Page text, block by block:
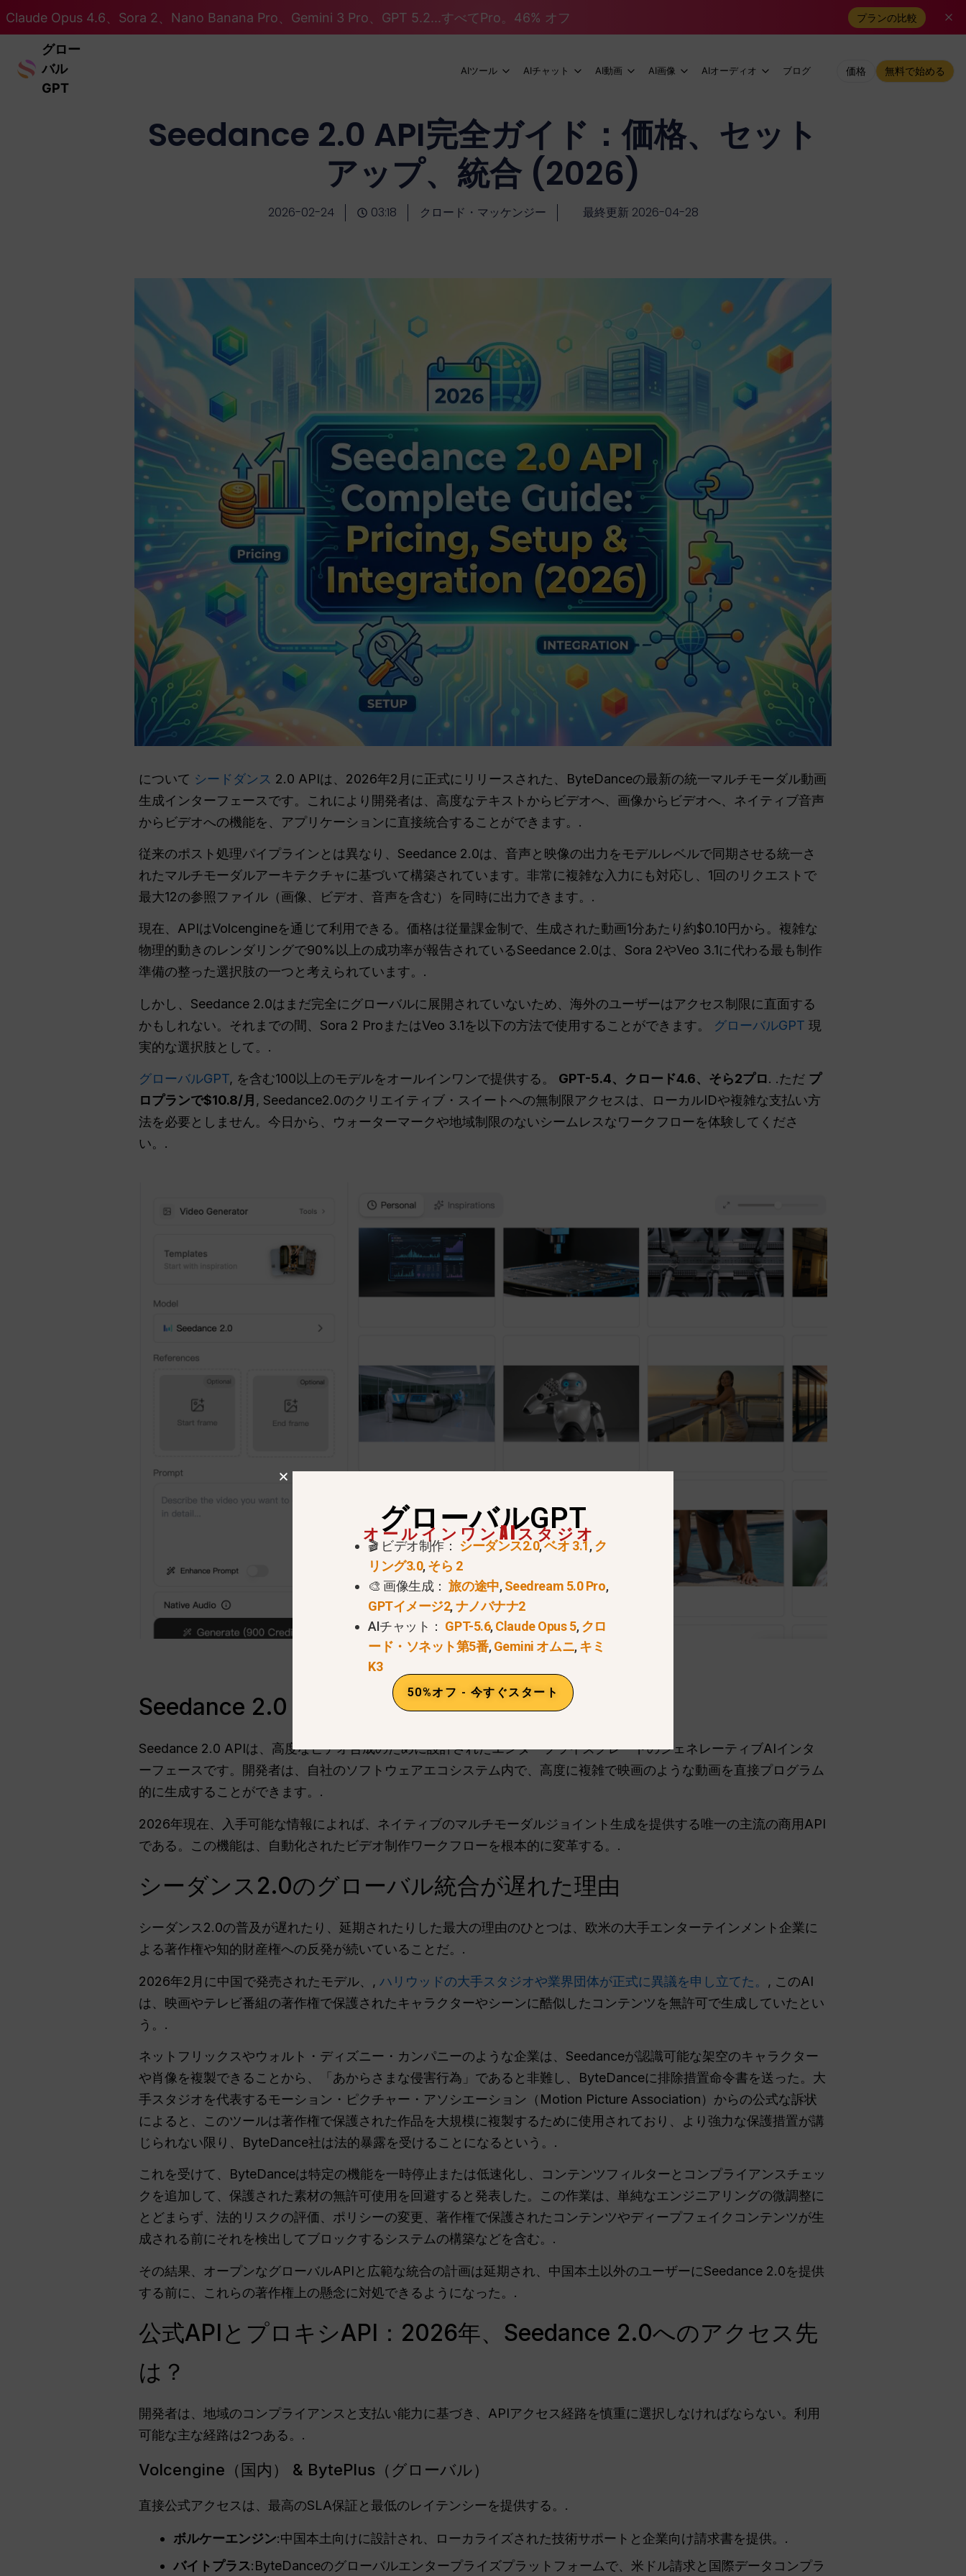
Claude Opus 4.6、Sora 2、Nano Banana Pro、Gemini 3 Pro、GPT 5.2...すべてPro。46% オフ プランの比較
グロー
バル
GPT
AIツール AIチャット AI動画 AI画像 AIオーディオ ブログ 価格 無料で始める
Seedance 2.0 API完全ガイド：価格、セット
アップ、統合 (2026)
2026-02-24 03:18 クロード・マッケンジー 最終更新 2026-04-28
について シードダンス 2.0 APIは、2026年2月に正式にリリースされた、ByteDanceの最新の統一マルチモーダル動画
生成インターフェースです。これにより開発者は、高度なテキストからビデオへ、画像からビデオへ、ネイティブ音声
からビデオへの機能を、アプリケーションに直接統合することができます。.
従来のポスト処理パイプラインとは異なり、Seedance 2.0は、音声と映像の出力をモデルレベルで同期させる統一さ
れたマルチモーダルアーキテクチャに基づいて構築されています。非常に複雑な入力にも対応し、1回のリクエストで
最大12の参照ファイル（画像、ビデオ、音声を含む）を同時に出力できます。.
現在、APIはVolcengineを通じて利用できる。価格は従量課金制で、生成された動画1分あたり約$0.10円から。複雑な
物理的動きのレンダリングで90%以上の成功率が報告されているSeedance 2.0は、Sora 2やVeo 3.1に代わる最も制作
準備の整った選択肢の一つと考えられています。.
しかし、Seedance 2.0はまだ完全にグローバルに展開されていないため、海外のユーザーはアクセス制限に直面する
かもしれない。それまでの間、Sora 2 ProまたはVeo 3.1を以下の方法で使用することができます。 グローバルGPT 現
実的な選択肢として。.
グローバルGPT, を含む100以上のモデルをオールインワンで提供する。 GPT-5.4、クロード4.6、そら2プロ. .ただ プ
ロプランで$10.8/月 , Seedance2.0のクリエイティブ・スイートへの無制限アクセスは、ローカルIDや複雑な支払い方
法を必要としません。今日から、ウォーターマークや地域制限のないシームレスなワークフローを体験してくださ
い。.
シーダンス2を今すぐ試す
Seedance 2.0 APIとは何ですか？
Seedance 2.0 APIは、高度なビデオ合成のために設計されたエンタープライズグレードのジェネレーティブAIインタ
ーフェースです。開発者は、自社のソフトウェアエコシステム内で、高度に複雑で映画のような動画を直接プログラム
的に生成することができます。.
2026年現在、入手可能な情報によれば、ネイティブのマルチモーダルジョイント生成を提供する唯一の主流の商用API
である。この機能は、自動化されたビデオ制作ワークフローを根本的に変革する。.
シーダンス2.0のグローバル統合が遅れた理由
シーダンス2.0の普及が遅れたり、延期されたりした最大の理由のひとつは、欧米の大手エンターテインメント企業に
よる著作権や知的財産権への反発が続いていることだ。.
2026年2月に中国で発売されたモデル、, ハリウッドの大手スタジオや業界団体が正式に異議を申し立てた。 , このAI
は、映画やテレビ番組の著作権で保護されたキャラクターやシーンに酷似したコンテンツを無許可で生成していたとい
う。.
ネットフリックスやウォルト・ディズニー・カンパニーのような企業は、Seedanceが認識可能な架空のキャラクター
や肖像を複製できることから、「あからさまな侵害行為」であると非難し、ByteDanceに排除措置命令書を送った。大
手スタジオを代表するモーション・ピクチャー・アソシエーション（Motion Picture Association）からの公式な訴状
によると、このツールは著作権で保護された作品を大規模に複製するために使用されており、より強力な保護措置が講
じられない限り、ByteDance社は法的暴露を受けることになるという。.
これを受けて、ByteDanceは特定の機能を一時停止または低速化し、コンテンツフィルターとコンプライアンスチェッ
クを追加して、保護された素材の無許可使用を回避すると発表した。この作業は、単純なエンジニアリングの微調整に
とどまらず、法的リスクの評価、ポリシーの変更、著作権で保護されたコンテンツやディープフェイクコンテンツが生
成される前にそれを検出してブロックするシステムの構築などを含む。.
その結果、オープンなグローバルAPIと広範な統合の計画は延期され、中国本土以外のユーザーにSeedance 2.0を提供
する前に、これらの著作権上の懸念に対処できるようになった。.
公式APIとプロキシAPI：2026年、Seedance 2.0へのアクセス先
は？
開発者は、地域のコンプライアンスと支払い能力に基づき、APIアクセス経路を慎重に選択しなければならない。利用
可能な主な経路は2つある。.
Volcengine（国内） & BytePlus（グローバル）
直接公式アクセスは、最高のSLA保証と最低のレイテンシーを提供する。.
ボルケーエンジン:中国本土向けに設計され、ローカライズされた技術サポートと企業向け請求書を提供。.
バイトプラス:ByteDanceのグローバルエンタープライズプラットフォームで、米ドル請求と国際データコンプラ
グローバルGPT
オールインワンAIスタジオ
🎬 ビデオ制作： シーダンス2.0,ベオ 3.1,ク
リング3.0,そら 2
🎨 画像生成：旅の途中,Seedream 5.0 Pro,
GPTイメージ2,ナノバナナ2
AIチャット： GPT-5.6,Claude Opus 5,クロ
ード・ソネット第5番,Gemini オムニ,キミ
K3
50%オフ - 今すぐスタート